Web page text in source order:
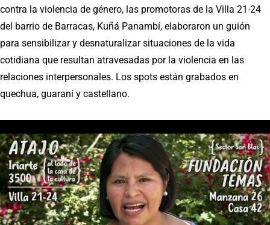
contra la violencia de género, las promotoras de la Villa 21-24
del barrio de Barracas, Kuñá Panambí, elaboraron un guión
para sensibilizar y desnaturalizar situaciones de la vida
cotidiana que resultan atravesadas por la violencia en las
relaciones interpersonales. Los spots están grabados en
quechua, guaraní y castellano.